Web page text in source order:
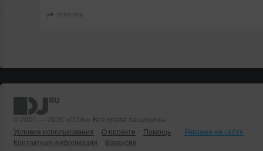
ответить
© 2001 — 2026 «DJ.ru» Все права защищены.
Условия использования
О проекте Помощь
Реклама на сайте
Контактная информация
Вакансии